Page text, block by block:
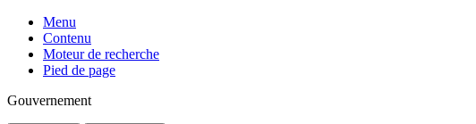
Menu
Contenu
Moteur de recherche
Pied de page
Gouvernement